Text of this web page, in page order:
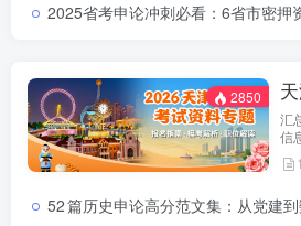
2025省考申论冲刺必看：6省市密押资料大公开，高
2850
汇
信
告
论
市
52 篇历史申论高分范文集：从党建到数字经济，一网打尽2024天津市考热门主题天津市考申论高分范文52篇：党